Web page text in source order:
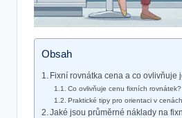
Obsah
Fixní rovnátka cena a co ovlivňuje
Co ovlivňuje cenu fixních rovnátek?
Praktické tipy pro orientaci v cenách
Jaké jsou průměrné náklady na